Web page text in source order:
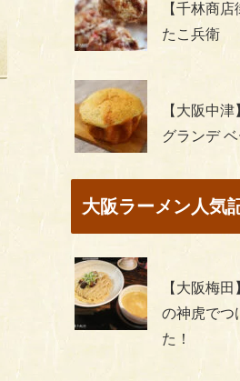
【千林商
たこ兵衛
【大阪中
グランデ
大阪ラーメン人気
【大阪梅
の神虎でつ
た！